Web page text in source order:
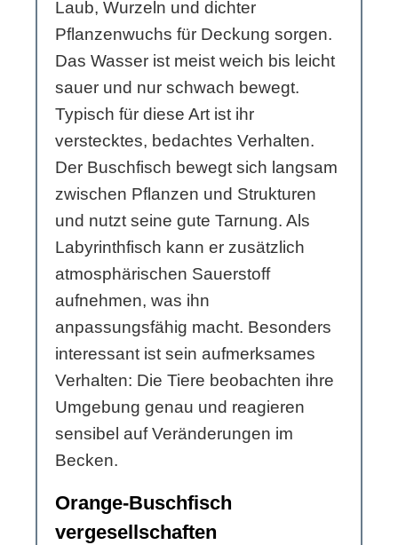
Laub, Wurzeln und dichter
Pflanzenwuchs für Deckung sorgen.
Das Wasser ist meist weich bis leicht
sauer und nur schwach bewegt.
Typisch für diese Art ist ihr
verstecktes, bedachtes Verhalten.
Der Buschfisch bewegt sich langsam
zwischen Pflanzen und Strukturen
und nutzt seine gute Tarnung. Als
Labyrinthfisch kann er zusätzlich
atmosphärischen Sauerstoff
aufnehmen, was ihn
anpassungsfähig macht. Besonders
interessant ist sein aufmerksames
Verhalten: Die Tiere beobachten ihre
Umgebung genau und reagieren
sensibel auf Veränderungen im
Becken.
Orange-Buschfisch
vergesellschaften